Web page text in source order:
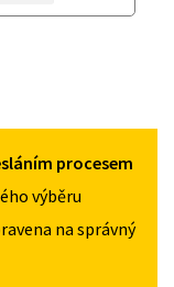
procesem
výběru
na správný